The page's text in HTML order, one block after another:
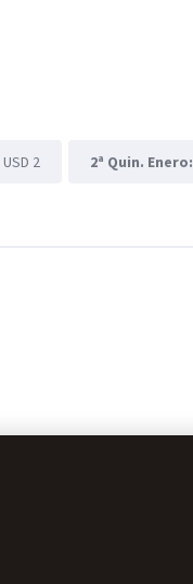
USD 2 2ª Quin. Enero: